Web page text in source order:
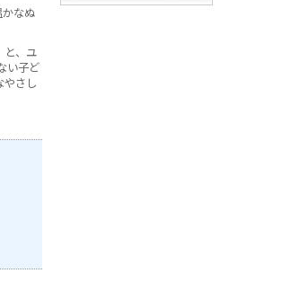
なぬ
と、ユ
い子ど
やさし